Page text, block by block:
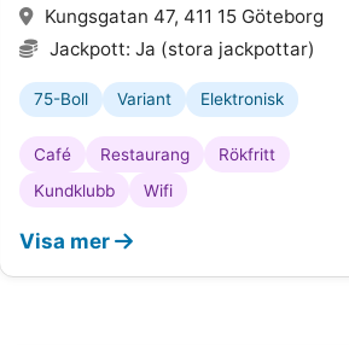
Kungsgatan 47, 411 15 Göteborg
Jackpott: Ja (stora jackpottar)
75-Boll Variant Elektronisk
Café Restaurang
Rökfritt
Kundklubb
Wifi
Visa mer